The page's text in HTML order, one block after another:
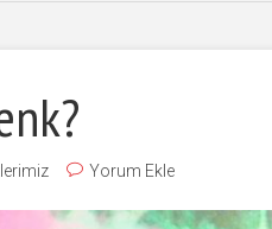
Yorum Ekle